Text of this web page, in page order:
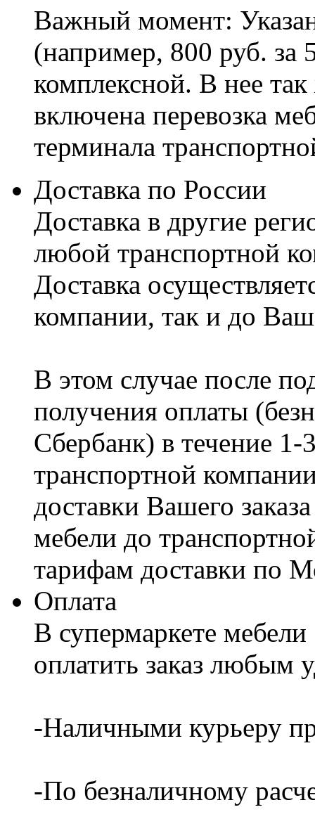
Важный момент:
(например, 800 руб. за
комплексной. В нее
включена перевозка
терминала
Доставка по России
Доставка в другие
любой транспортной
Доставка
компании, так и до
В этом случае после
получения оплаты
Сбербанк) в течение
транспортной
доставки Вашего
мебели до
тарифам доставки по
Оплата
В супермаркете
оплатить заказ любым
-Наличными курьеру
-По безналичному